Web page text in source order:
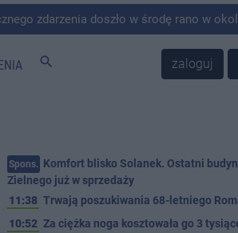
doszło w środę rano w okolicach Giebni koło Janikowa. Wówczas na słupie energetycznym
search zaloguj
Spons. Komfort blisko Solanek. Ostatni
Zielnego już w sprzedaży
11:38 Trwają poszukiwania 68-letniego
10:52 Za ciężka noga kosztowała go 3